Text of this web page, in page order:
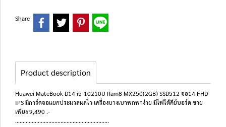
Share
Product description
Huawei MateBook D14 i5-10210U Ram8 MX250(2GB) SSD512 จอ14 FHD
IPS มีการ์ดจอแยกประมวลผลไว เครื่องบางเบาพกพาง่าย มีไฟใต้คีย์บอร์ด ขาย
เพียง 9,490 .-
..............................................................